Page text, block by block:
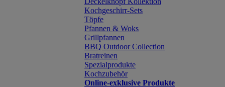
Kochgeschirr-Sets
Töpfe
Pfannen & Woks
Grillpfannen
BBQ Outdoor Collection
Bratreinen
Spezialprodukte
Kochzubehör
Online-exklusive Produkte